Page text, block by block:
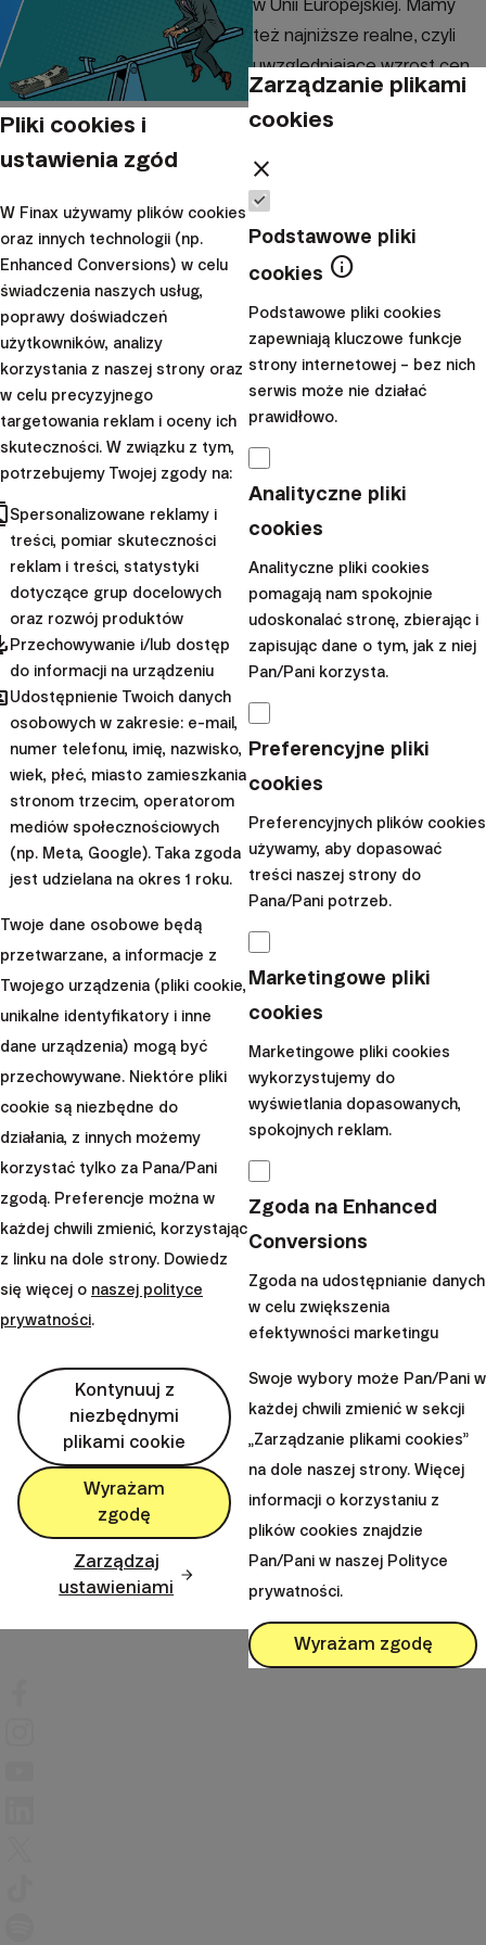
w Unii Europejskiej. Mamy
też najniższe realne, czyli
uwzględniające wzrost cen,
stopy procentowe. Czy i
kiedy ta sytuacj...
Szkoła inwestowania
Wysoka inflacja - jak
chronić swój
majątek?
Inflacja sprawia, że pieniądze
tracą na wartości. Wraz ze
wzrostem cen ich siła
nabywcza maleje. Trzymanie
pieniędzy na kontach
bankowych lub w gotówc...
Radoslav
Kasík
8. czerwca
2022
Jak to robimy?
Odważnie
rozważamy: ETF z
Finax czy mBank?
Zadzwoniło do mnie ostatnio
kilku znajomych, gratulując
dynamicznego rozwoju Finax
na polskim rynku i świetnej
kampanii reklamowej w radiu i
telewizji...
Przemek
Barankiewicz
|14. czerwca
Wczytaj więcej
Pliki cookies i
ustawienia zgód
W Finax używamy plików cookies
oraz innych technologii (np.
Enhanced Conversions) w celu
świadczenia naszych usług,
poprawy doświadczeń
użytkowników, analizy
korzystania z naszej strony oraz
w celu precyzyjnego
targetowania reklam i oceny ich
skuteczności. W związku z tym,
potrzebujemy Twojej zgody na:
Spersonalizowane reklamy i
treści, pomiar skuteczności
reklam i treści, statystyki
dotyczące grup docelowych
oraz rozwój produktów
Przechowywanie i/lub dostęp
do informacji na urządzeniu
Udostępnienie Twoich danych
osobowych w zakresie: e-mail,
numer telefonu, imię, nazwisko,
wiek, płeć, miasto zamieszkania
stronom trzecim, operatorom
mediów społecznościowych
(np. Meta, Google). Taka zgoda
jest udzielana na okres 1 roku.
Twoje dane osobowe będą
przetwarzane, a informacje z
Twojego urządzenia (pliki cookie,
unikalne identyfikatory i inne
dane urządzenia) mogą być
przechowywane. Niektóre pliki
cookie są niezbędne do
działania, z innych możemy
korzystać tylko za Pana/Pani
zgodą. Preferencje można w
każdej chwili zmienić, korzystając
z linku na dole strony. Dowiedz
się więcej o naszej polityce
prywatności.
Kontynuuj z
niezbędnymi
plikami cookie
Wyrażam
zgodę
Zarządzaj
ustawieniami
Zarządzanie plikami
cookies
close
Podstawowe pliki
cookies info
Podstawowe pliki cookies
zapewniają kluczowe funkcje
strony internetowej – bez nich
serwis może nie działać
prawidłowo.
Analityczne pliki
cookies
Analityczne pliki cookies
pomagają nam spokojnie
udoskonalać stronę, zbierając i
zapisując dane o tym, jak z niej
Pan/Pani korzysta.
Preferencyjne pliki
cookies
Preferencyjnych plików cookies
używamy, aby dopasować
treści naszej strony do
Pana/Pani potrzeb.
Marketingowe pliki
cookies
Marketingowe pliki cookies
wykorzystujemy do
wyświetlania dopasowanych,
spokojnych reklam.
Zgoda na Enhanced
Conversions
Zgoda na udostępnianie danych
w celu zwiększenia
efektywności marketingu
Swoje wybory może Pan/Pani w
każdej chwili zmienić w sekcji
„Zarządzanie plikami cookies”
na dole naszej strony. Więcej
informacji o korzystaniu z
plików cookies znajdzie
Pan/Pani w naszej Polityce
prywatności.
Wyrażam zgodę
Finax, o.c.p., a.s., Spółka akcyjna, Oddział w Polsce
Bajkalská 19B
821 01 Bratislava
perm_phone_msg +48 22 104 09 08
mail client@finax.eu
Ważne informacje
Inne odnośnikikeyboard_arrow_down